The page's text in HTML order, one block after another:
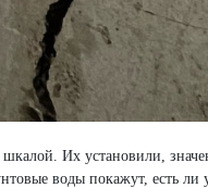
Их установили,
воды покажут, есть